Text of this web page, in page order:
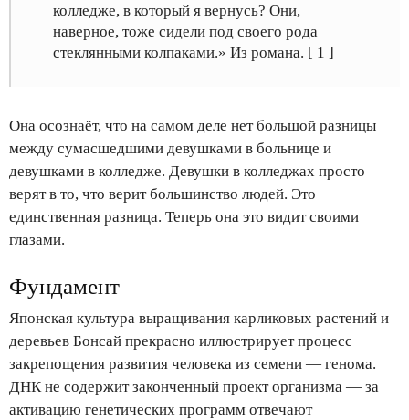
колледже, в который я вернусь? Они,
наверное, тоже сидели под своего рода
стеклянными колпаками.» Из романа. [ 1 ]
Она осознаёт, что на самом деле нет большой разницы
между сумасшедшими девушками в больнице и
девушками в колледже. Девушки в колледжах просто
верят в то, что верит большинство людей. Это
единственная разница. Теперь она это видит своими
глазами.
Фундамент
Японская культура выращивания карликовых растений и
деревьев Бонсай прекрасно иллюстрирует процесс
закрепощения развития человека из семени — генома.
ДНК не содержит законченный проект организма — за
активацию генетических программ отвечают